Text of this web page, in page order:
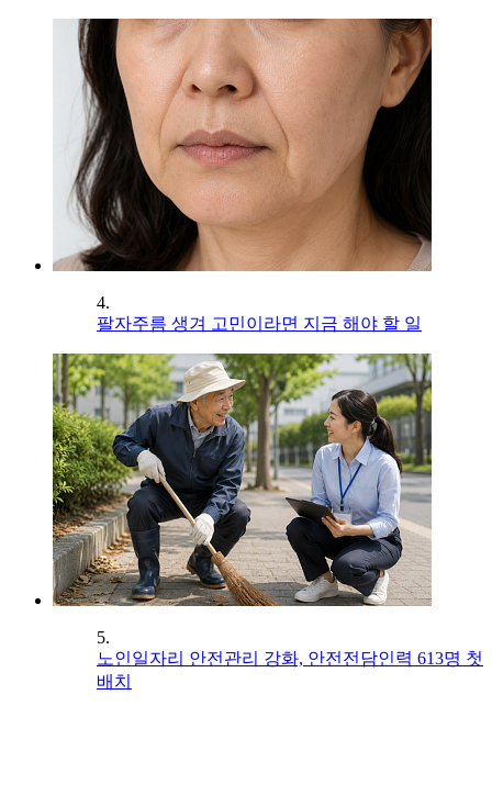
4.
팔자주름 생겨 고민이라면 지금 해야 할 일
5.
노인일자리 안전관리 강화, 안전전담인력 613명 첫
배치